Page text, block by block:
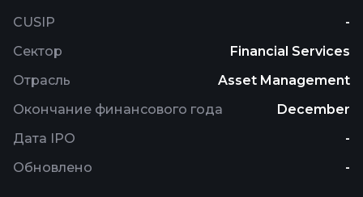
CUSIP
-
Сектор
Financial Services
Отрасль
Asset Management
Окончание финансового года
December
Дата IPO
-
Обновлено
-